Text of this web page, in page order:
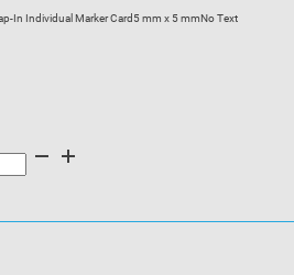
In Individual Marker Card5 mm x 5 mmNo Text